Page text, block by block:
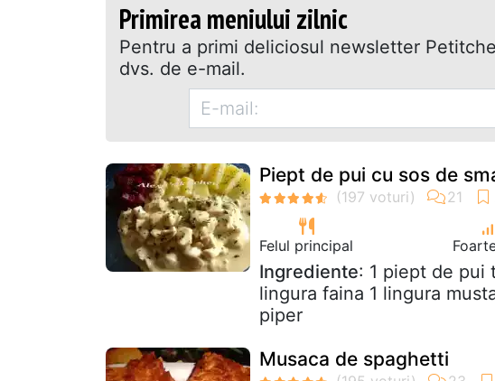
Primirea meniului zilnic
Pentru a primi deliciosul newsletter
dvs. de e-mail.
Piept de pui cu sos de
Felul principal
Ingrediente: 1 piept de pui
lingura faina 1 lingura
piper
Musaca de spaghetti